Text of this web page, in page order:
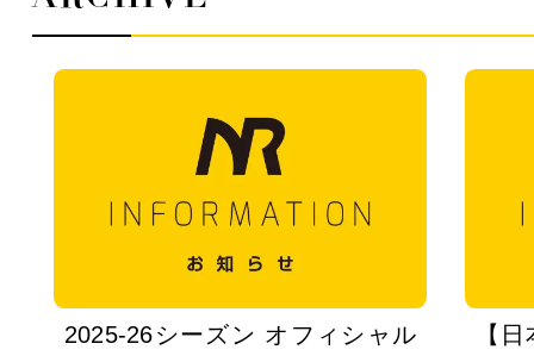
2025-26シーズン オフィシャル
【